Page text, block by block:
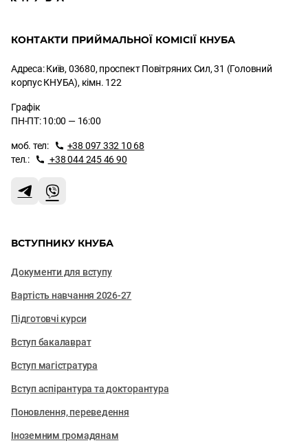
КОНТАКТИ ПРИЙМАЛЬНОЇ КОМІСІЇ КНУБА
Адреса: Київ, 03680, проспект Повітряних Сил, 31 (Головний
корпус КНУБА), кімн. 122
Графік
ПН-ПТ: 10:00 — 16:00
моб. тел:
+38 097 332 10 68
тел.:
+38 044 245 46 90
ВСТУПНИКУ КНУБА
Документи для вступу
Вартість навчання 2026-27
Підготовчі курси
Вступ бакалаврат
Вступ магістратура
Вступ аспірантура та докторантура
Поновлення, переведення
Іноземним громадянам